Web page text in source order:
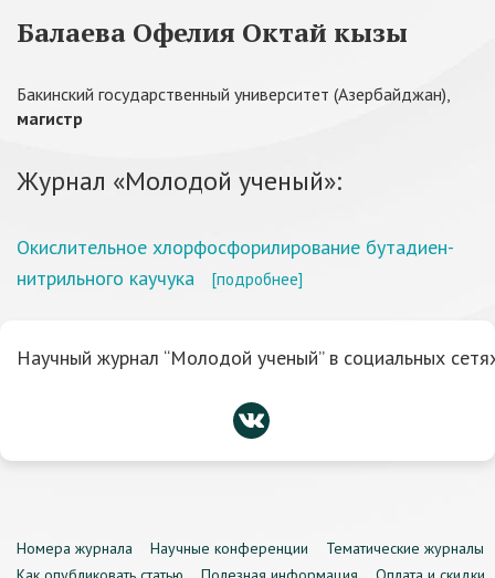
Балаева Офелия Октай кызы
Бакинский государственный университет (Азербайджан),
магистр
Журнал «Молодой ученый»:
Окислительное хлорфосфорилирование бутадиен-
нитрильного каучука
[подробнее]
Научный журнал “Молодой ученый” в социальных
Номера журнала Научные конференции
Тематические журналы